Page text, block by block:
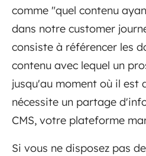
comme "quel contenu
dans notre customer
consiste à référencer les
contenu avec lequel un
jusqu'au moment où il est
nécessite un partage
CMS, votre plateforme
Si vous ne disposez pas